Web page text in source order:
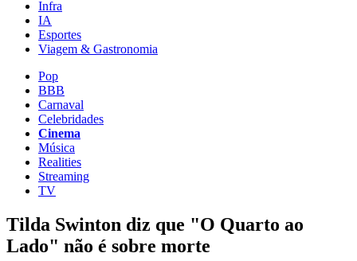
Infra
IA
Esportes
Viagem & Gastronomia
Pop
BBB
Carnaval
Celebridades
Cinema
Música
Realities
Streaming
TV
Tilda Swinton diz que "O Quarto ao
Lado" não é sobre morte